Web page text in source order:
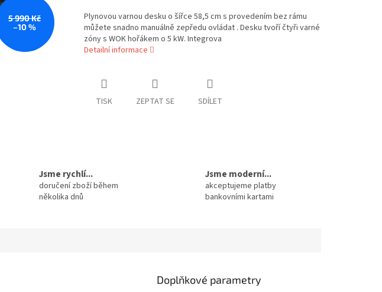
5 990 Kč
–10 %
Plynovou varnou desku o šířce 58,5 cm s provedením bez rámu
můžete snadno manuálně zepředu ovládat . Desku tvoří čtyři varné
zóny s WOK hořákem o 5 kW. Integrova
Detailní informace
TISK ZEPTAT SE SDÍLET
Jsme rychlí...
doručení zboží během
několika dnů
Jsme moderní...
akceptujeme platby
bankovními kartami
Doplňkové parametry